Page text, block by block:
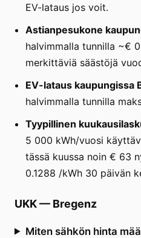
EV-lataus jos voit.
Astianpesukone
halvimmalla tunnilla ~€
merkittäviä säästöjä
EV-lataus kaupungissa
halvimmalla tunnilla
Tyypillinen
5 000 kWh/vuosi
tässä kuussa noin € 63
0.1288 /kWh 30 päivän
UKK— Bregenz
Miten sähkön hinta